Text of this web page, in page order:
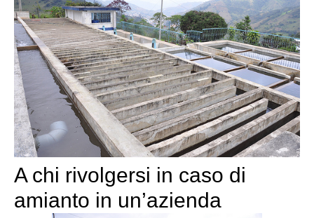
A chi rivolgersi in caso di
amianto in un’azienda